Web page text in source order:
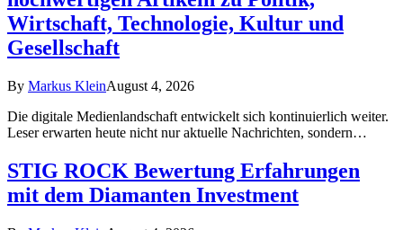
Wirtschaft, Technologie, Kultur und
Gesellschaft
By Markus KleinAugust 4, 2026
Die digitale Medienlandschaft entwickelt sich kontinuierlich weiter.
Leser erwarten heute nicht nur aktuelle Nachrichten, sondern…
STIG ROCK Bewertung Erfahrungen
mit dem Diamanten Investment